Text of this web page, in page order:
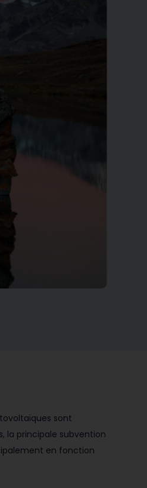
sont
la principale subvention
en fonction